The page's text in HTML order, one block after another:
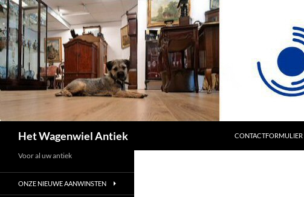
Het Wagenwiel Antiek
CONTACTFORMULIER
Voor al uw antiek
ONZE NIEUWE AANWINSTEN